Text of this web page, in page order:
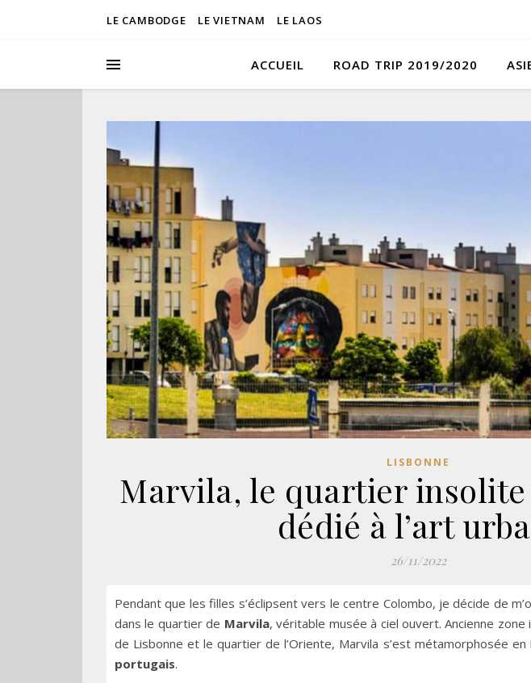
LE CAMBODGE LE VIETNAM LE LAOS
ACCUEIL ROAD TRIP 2019/2020
LISBONNE
Marvila, le quartier
dédié à l’art
26/11/2022
Pendant que les filles s’éclipsent vers le centre Colombo, je décide de
dans le quartier de Marvila, véritable musée à ciel ouvert. Ancienne
de Lisbonne et le quartier de l’Oriente, Marvila s’est métamorphosée en
portugais.